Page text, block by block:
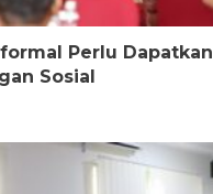
Perlu Dapatkan
Sosial